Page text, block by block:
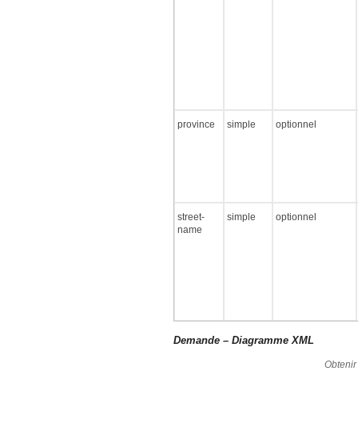
province simple optionnel
street-
name
simple optionnel
Demande – Diagramme XML